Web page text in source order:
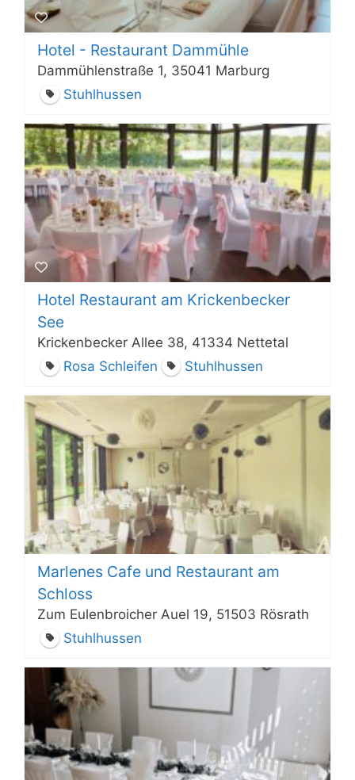
Hotel - Restaurant Dammühle
Dammühlenstraße 1, 35041 Marburg
Stuhlhussen
Hotel Restaurant am Krickenbecker
See
Krickenbecker Allee 38, 41334 Nettetal
Rosa Schleifen
Stuhlhussen
Marlenes Cafe und Restaurant am
Schloss
Zum Eulenbroicher Auel 19, 51503 Rösrath
Stuhlhussen